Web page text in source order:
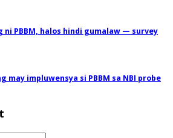
PBBM, halos hindi gumalaw — survey
impluwensya si PBBM sa NBI probe